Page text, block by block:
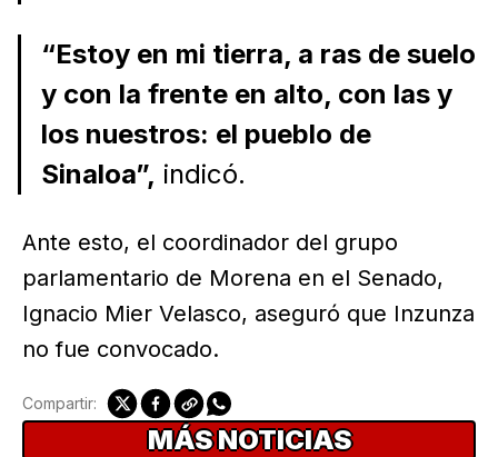
“Estoy en mi tierra, a ras de suelo
y con la frente en alto, con las y
los nuestros: el pueblo de
Sinaloa”, indicó.
Ante esto, el coordinador del grupo
parlamentario de Morena en el Senado,
Ignacio Mier Velasco, aseguró que Inzunza
no fue convocado.
Compartir:
MÁS NOTICIAS